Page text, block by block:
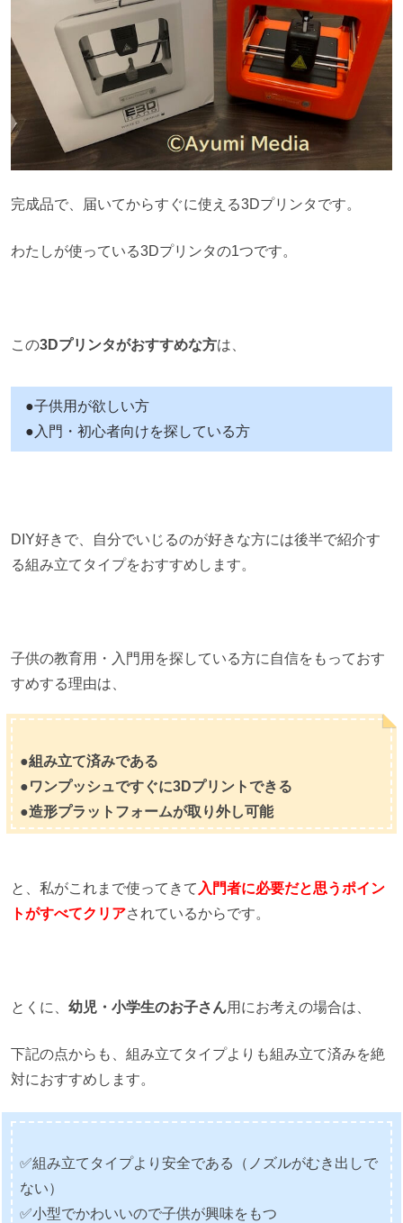
完成品で、届いてからすぐに使える3Dプリンタです。
わたしが使っている3Dプリンタの1つです。
この3Dプリンタがおすすめな方は、
●子供用が欲しい方
●入門・初心者向けを探している方
DIY好きで、自分でいじるのが好きな方には後半で紹介す
る組み立てタイプをおすすめします。
子供の教育用・入門用を探している方に自信をもっておす
すめする理由は、
●組み立て済みである
●ワンプッシュですぐに3Dプリントできる
●造形プラットフォームが取り外し可能
と、私がこれまで使ってきて 入門者に必要だと思うポイン
トがすべてクリアされているからです。
とくに、 幼児・小学生のお子さん用にお考えの場合は、
下記の点からも、組み立てタイプよりも組み立て済みを絶
対におすすめします。
✅組み立てタイプより安全である（ノズルがむき出しで
ない）
✅小型でかわいいので子供が興味をもつ